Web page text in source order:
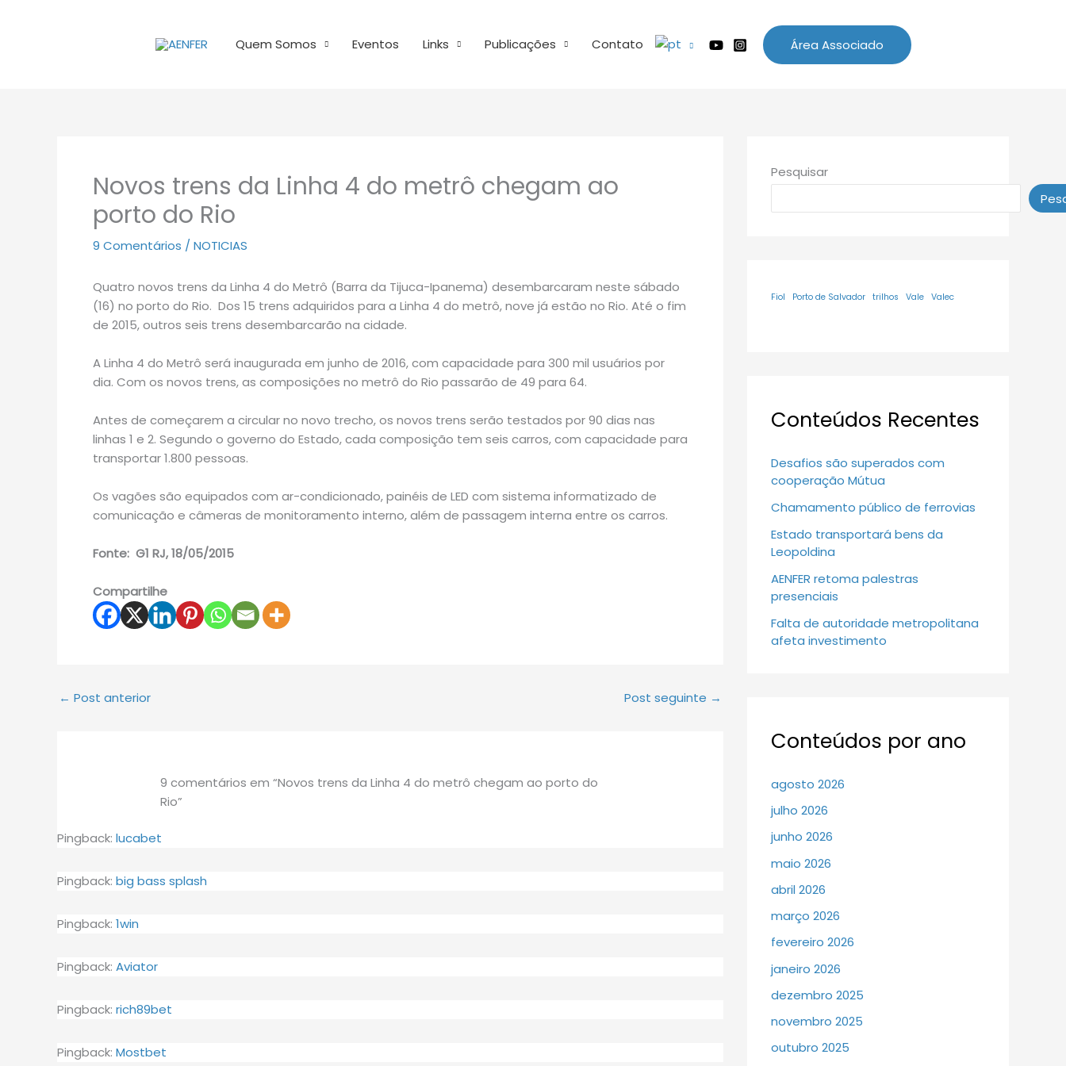
Quem Somos Eventos Links Publicações Contato Área Associado
Novos trens da Linha 4 do metrô chegam ao
porto do Rio
9 Comentários / NOTICIAS
Quatro novos trens da Linha 4 do Metrô (Barra da Tijuca-Ipanema) desembarcaram neste sábado
(16) no porto do Rio. Dos 15 trens adquiridos para a Linha 4 do metrô, nove já estão no Rio. Até o fim
de 2015, outros seis trens desembarcarão na cidade.
A Linha 4 do Metrô será inaugurada em junho de 2016, com capacidade para 300 mil usuários por
dia. Com os novos trens, as composições no metrô do Rio passarão de 49 para 64.
Antes de começarem a circular no novo trecho, os novos trens serão testados por 90 dias nas
linhas 1 e 2. Segundo o governo do Estado, cada composição tem seis carros, com capacidade para
transportar 1.800 pessoas.
Os vagões são equipados com ar-condicionado, painéis de LED com sistema informatizado de
comunicação e câmeras de monitoramento interno, além de passagem interna entre os carros.
Fonte: G1 RJ, 18/05/2015
Compartilhe
← Post anterior Post seguinte →
9 comentários em “Novos trens da Linha 4 do metrô chegam ao porto do
Rio”
Pingback: lucabet
Pingback: big bass splash
Pingback: 1win
Pingback: Aviator
Pingback: rich89bet
Pingback: Mostbet
Pesquisar
Fiol Porto de Salvador trilhos Vale Valec
Conteúdos Recentes
Desafios são superados com
cooperação Mútua
Chamamento público de ferrovias
Estado transportará bens da
Leopoldina
AENFER retoma palestras
presenciais
Falta de autoridade metropolitana
afeta investimento
Conteúdos por ano
agosto 2026
julho 2026
junho 2026
maio 2026
abril 2026
março 2026
fevereiro 2026
janeiro 2026
dezembro 2025
novembro 2025
outubro 2025